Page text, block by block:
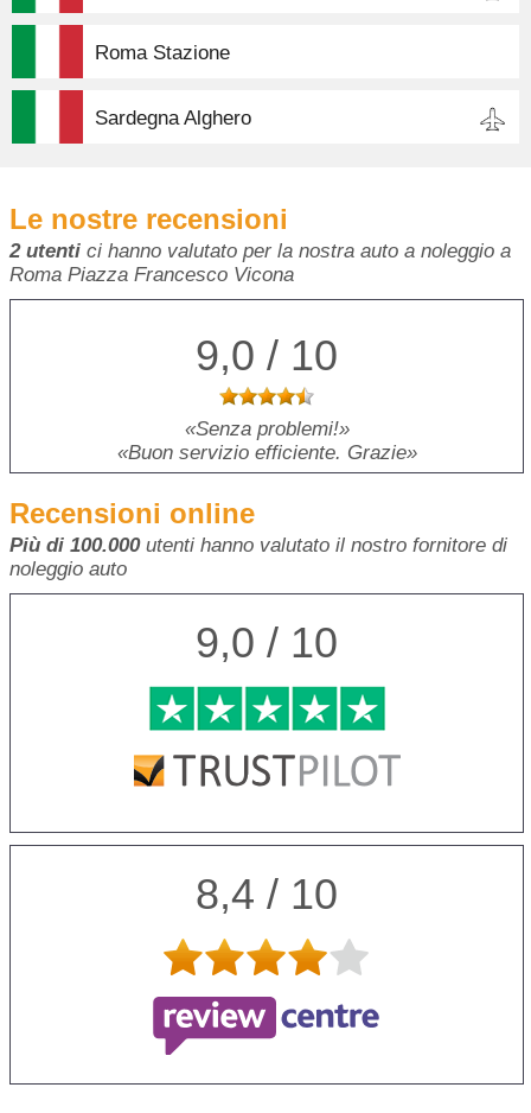
Roma Stazione
Sardegna Alghero
Le nostre recensioni
2 utenti ci hanno valutato per la nostra auto a noleggio a
Roma Piazza Francesco Vicona
9,0 / 10
Senza problemi!
Buon servizio efficiente. Grazie
Recensioni online
Più di 100.000utenti hanno valutato il nostro fornitore di
noleggio auto
9,0 / 10
8,4 / 10